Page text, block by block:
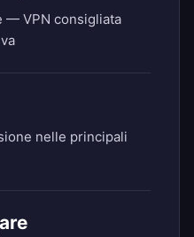
— VPN consigliata
nelle principali